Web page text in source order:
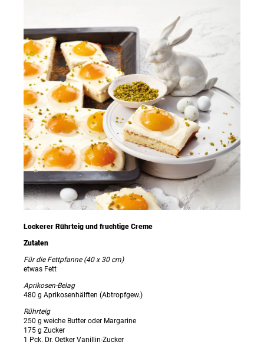
Lockerer Rührteig und fruchtige Creme
Zutaten
Für die Fettpfanne (40 x 30 cm)
etwas Fett
Aprikosen-Belag
480 g Aprikosenhälften (Abtropfgew.)
Rührteig
250 g weiche Butter oder Margarine
175 g Zucker
1 Pck. Dr. Oetker Vanillin-Zucker